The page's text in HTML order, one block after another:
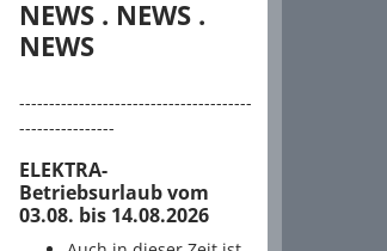
NEWS . NEWS .
NEWS
---------------------------------------
----------------
ELEKTRA-
Betriebsurlaub vom
03.08. bis 14.08.2026